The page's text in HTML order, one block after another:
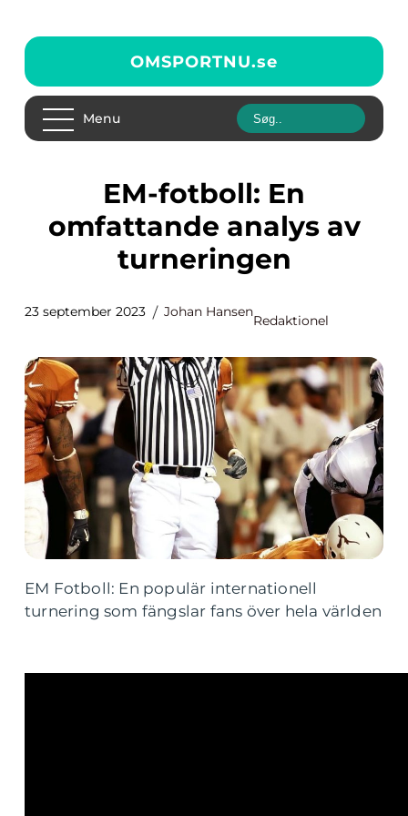
OMSPORTNU.se
Menu
EM-fotboll: En
omfattande analys av
turneringen
23 september 2023 Johan Hansen
Redaktionel
EM Fotboll: En populär internationell
turnering som fängslar fans över hela världen